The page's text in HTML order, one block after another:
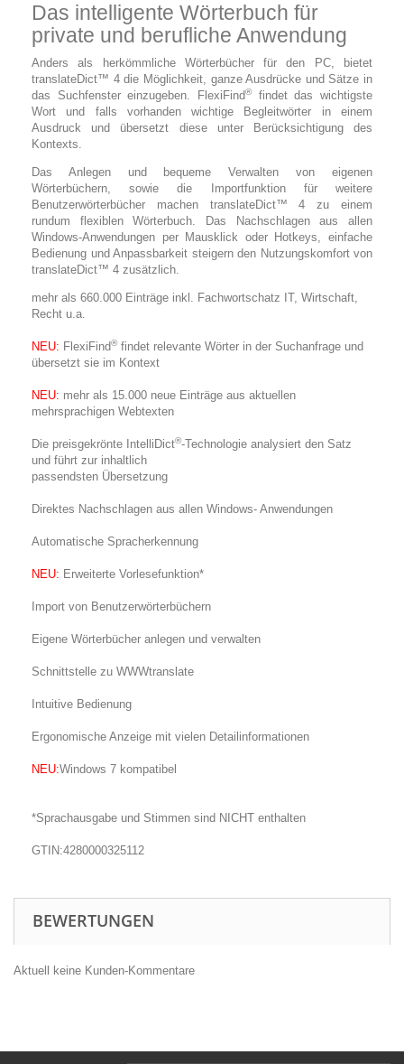
Das intelligente Wörterbuch für
private und berufliche Anwendung
Anders als herkömmliche Wörterbücher für den PC, bietet
translateDict™ 4 die Möglichkeit, ganze Ausdrücke und Sätze in
das Suchfenster einzugeben. FlexiFind®findet das wichtigste
Wort und falls vorhanden wichtige Begleitwörter in einem
Ausdruck und übersetzt diese unter Berücksichtigung des
Kontexts.
Das Anlegen und bequeme Verwalten von eigenen
Wörterbüchern, sowie die Importfunktion für weitere
Benutzerwörterbücher machen translateDict™ 4 zu einem
rundum flexiblen Wörterbuch. Das Nachschlagen aus allen
Windows-Anwendungen per Mausklick oder Hotkeys, einfache
Bedienung und Anpassbarkeit steigern den Nutzungskomfort von
translateDict™ 4 zusätzlich.
mehr als 660.000 Einträge inkl. Fachwortschatz IT, Wirtschaft,
Recht u.a.
NEU: FlexiFind®findet relevante Wörter in der Suchanfrage und
übersetzt sie im Kontext
NEU: mehr als 15.000 neue Einträge aus aktuellen
mehrsprachigen Webtexten
Die preisgekrönte IntelliDict®-Technologie analysiert den Satz
und führt zur inhaltlich
passendsten Übersetzung
Direktes Nachschlagen aus allen Windows- Anwendungen
Automatische Spracherkennung
NEU: Erweiterte Vorlesefunktion*
Import von Benutzerwörterbüchern
Eigene Wörterbücher anlegen und verwalten
Schnittstelle zu WWWtranslate
Intuitive Bedienung
Ergonomische Anzeige mit vielen Detailinformationen
NEU:Windows 7 kompatibel
*Sprachausgabe und Stimmen sind NICHT enthalten
GTIN:4280000325112
BEWERTUNGEN
Aktuell keine Kunden-Kommentare